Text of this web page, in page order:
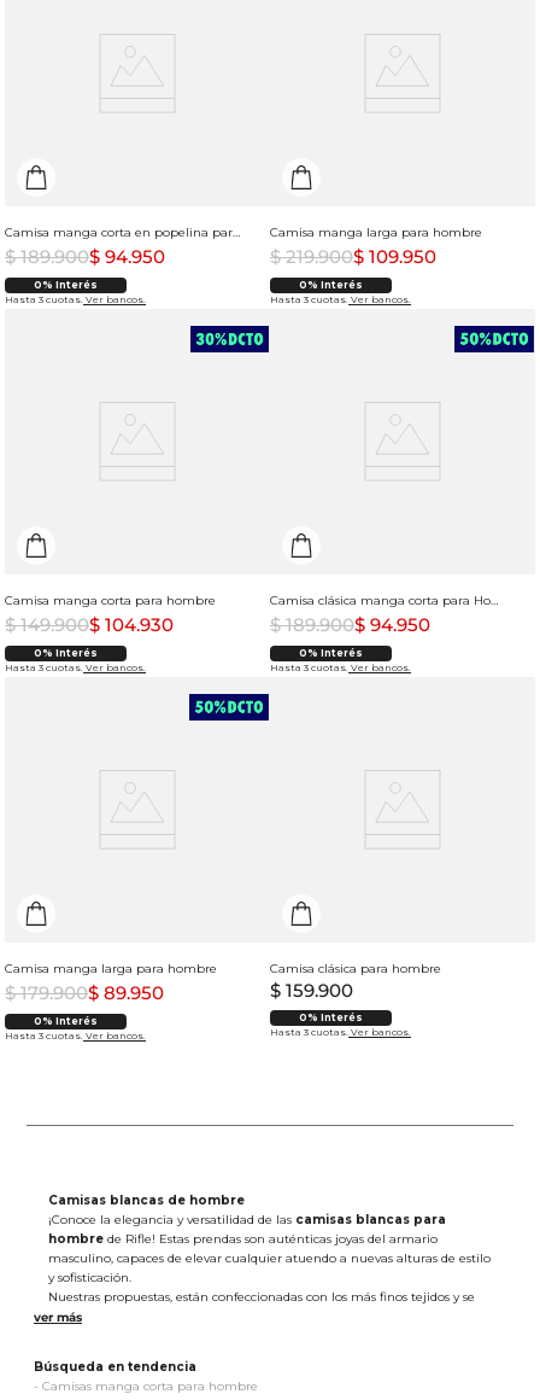
Camisa manga corta en popelina para hombre
$ 189.900$ 94.950
0% Interés
Hasta 3 cuotas. Ver bancos.
Camisa manga larga para hombre
$ 219.900$ 109.950
0% Interés
Hasta 3 cuotas. Ver bancos.
Camisa manga corta para hombre
$ 149.900$ 104.930
0% Interés
Hasta 3 cuotas. Ver bancos.
Camisa clásica manga corta para Hombre
$ 189.900$ 94.950
0% Interés
Hasta 3 cuotas. Ver bancos.
Camisa manga larga para hombre
$ 179.900$ 89.950
0% Interés
Hasta 3 cuotas. Ver bancos.
Camisa clásica para hombre
$ 159.900
0% Interés
Hasta 3 cuotas. Ver bancos.
Camisas blancas de hombre
¡Conoce la elegancia y versatilidad de las camisas blancas para
hombre de Rifle! Estas prendas son auténticas joyas del armario
masculino, capaces de elevar cualquier atuendo a nuevas alturas de estilo
y sofisticación.
Nuestras propuestas, están confeccionadas con los más finos tejidos y se
distinguen por su impecable calidad. Cada costura y detalle está
Al estar elaboradas bajo un color que transmite vanguardismo, seguridad
y neutralidad, prometen convertirse en las mejores aliadas para outfits
Búsqueda en tendencia
- Camisas manga corta para hombre